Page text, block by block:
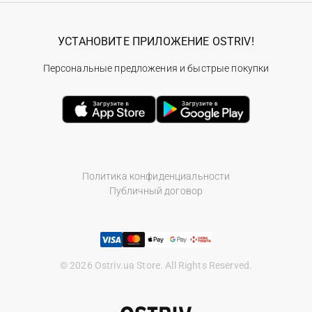
Политика конфиденциальности
Публичный договор
© 2026 Ostriv.ua Store. All Rights Reserved.
УСТАНОВИТЕ ПРИЛОЖЕНИЕ OSTRIV!
Персональные предложения и быстрые покупки